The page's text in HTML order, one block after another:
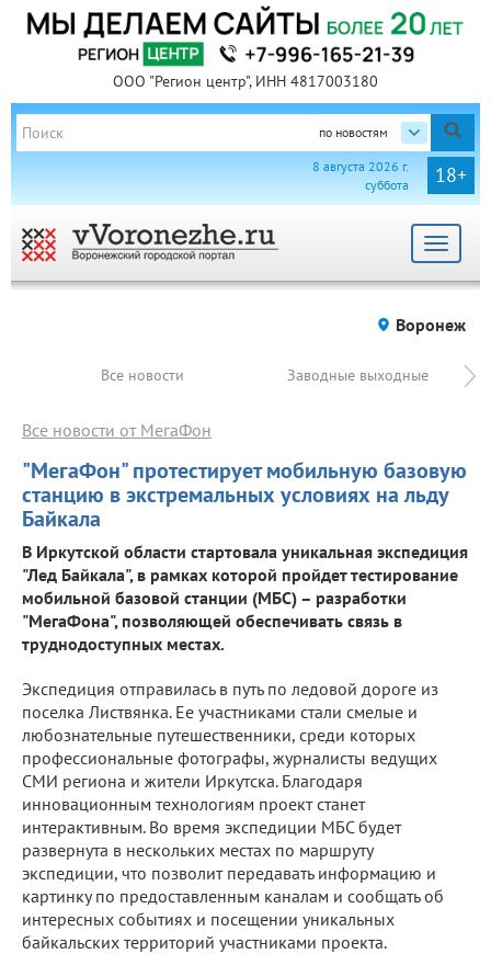
ООО "Регион центр", ИНН 4817003180
по новостям
18+
8 августа 2026 г.
суббота
Toggle
Воронеж
Все новости Заводные выходные
"МегаФон" протестирует мобильную базовую
станцию в экстремальных условиях на льду
Байкала
Все новости от МегаФон
В Иркутской области стартовала уникальная экспедиция
"Лед Байкала", в рамках которой пройдет тестирование
мобильной базовой станции (МБС) – разработки
"МегаФона", позволяющей обеспечивать связь в
труднодоступных местах.
Экспедиция отправилась в путь по ледовой дороге из
поселка Листвянка. Ее участниками стали смелые и
любознательные путешественники, среди которых
профессиональные фотографы, журналисты ведущих
СМИ региона и жители Иркутска. Благодаря
инновационным технологиям проект станет
интерактивным. Во время экспедиции МБС будет
развернута в нескольких местах по маршруту
экспедиции, что позволит передавать информацию и
картинку по предоставленным каналам и сообщать об
интересных событиях и посещении уникальных
байкальских территорий участниками проекта.